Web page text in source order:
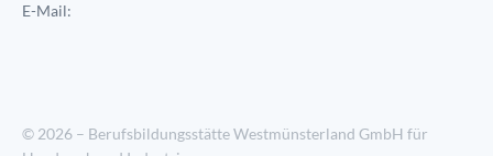
E-Mail:
© 2026 – Berufsbildungsstätte Westmünsterland GmbH für